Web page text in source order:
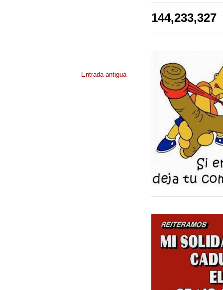
Entrada antigua
144,233,327